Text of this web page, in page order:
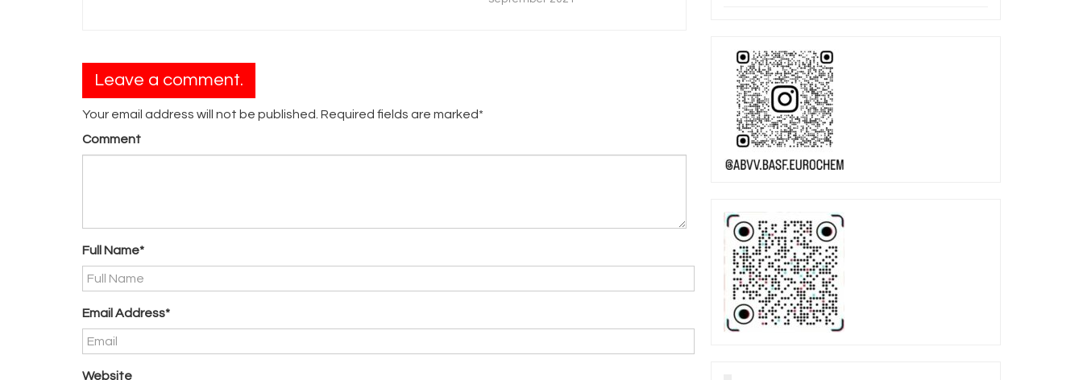
Leave a comment.
Your email address will not be published. Required fields are marked*
Comment
Full Name*
Email Address*
Website